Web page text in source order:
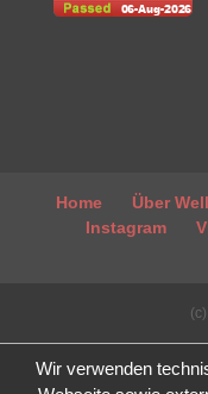
Home Über
Instagram
Wir verwenden